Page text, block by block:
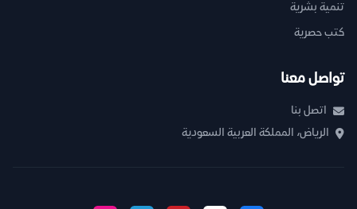
تنمية بشرية
كتب حصرية
تواصل معنا
اتصل بنا
الرياض، المملكة العربية السعودية